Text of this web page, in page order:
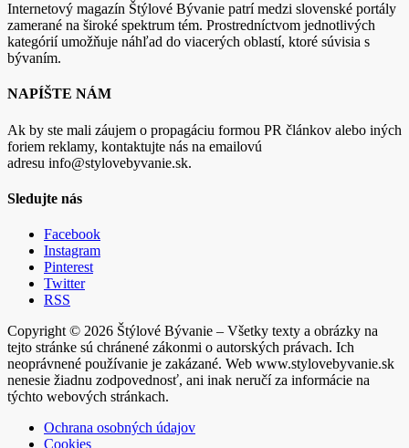
Internetový magazín Štýlové Bývanie patrí medzi slovenské portály
zamerané na široké spektrum tém. Prostredníctvom jednotlivých
kategórií umožňuje náhľad do viacerých oblastí, ktoré súvisia s
bývaním.
NAPÍŠTE NÁM
Ak by ste mali záujem o propagáciu formou PR článkov alebo iných
foriem reklamy, kontaktujte nás na emailovú
adresu info@stylovebyvanie.sk.
Sledujte nás
Facebook
Instagram
Pinterest
Twitter
RSS
Copyright © 2026 Štýlové Bývanie – Všetky texty a obrázky na
tejto stránke sú chránené zákonmi o autorských právach. Ich
neoprávnené používanie je zakázané. Web www.stylovebyvanie.sk
nenesie žiadnu zodpovednosť, ani inak neručí za informácie na
týchto webových stránkach.
Ochrana osobných údajov
Cookies